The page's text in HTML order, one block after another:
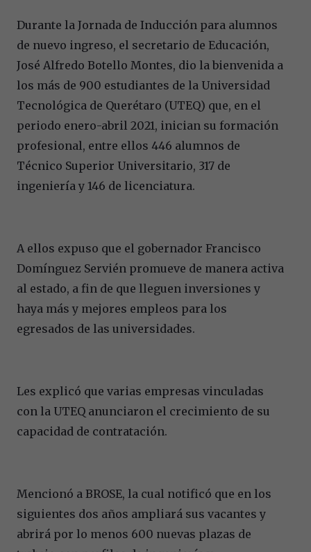
Durante la Jornada de Inducción para alumnos
de nuevo ingreso, el secretario de Educación,
José Alfredo Botello Montes, dio la bienvenida a
los más de 900 estudiantes de la Universidad
Tecnológica de Querétaro (UTEQ) que, en el
periodo enero-abril 2021, inician su formación
profesional, entre ellos 446 alumnos de
Técnico Superior Universitario, 317 de
ingeniería y 146 de licenciatura.
A ellos expuso que el gobernador Francisco
Domínguez Servién promueve de manera activa
al estado, a fin de que lleguen inversiones y
haya más y mejores empleos para los
egresados de las universidades.
Les explicó que varias empresas vinculadas
con la UTEQ anunciaron el crecimiento de su
capacidad de contratación.
Mencionó a BROSE, la cual notificó que en los
siguientes dos años ampliará sus vacantes y
abrirá por lo menos 600 nuevas plazas de